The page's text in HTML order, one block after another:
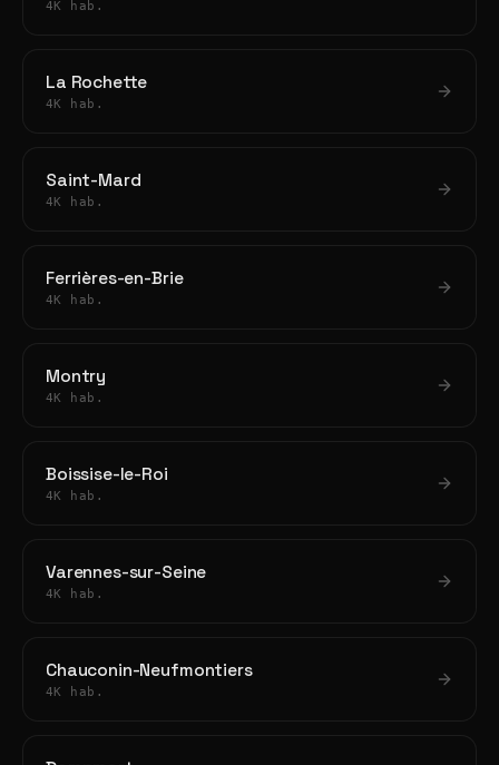
4K hab.
La Rochette
4K hab.
Saint-Mard
4K hab.
Ferrières-en-Brie
4K hab.
Montry
4K hab.
Boissise-le-Roi
4K hab.
Varennes-sur-Seine
4K hab.
Chauconin-Neufmontiers
4K hab.